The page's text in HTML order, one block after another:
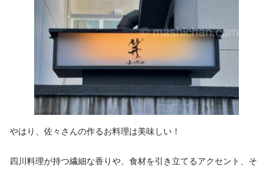
やはり、佐々さんの作るお料理は美味しい！
四川料理が持つ繊細な香りや、食材を引き立てるアクセント、そ